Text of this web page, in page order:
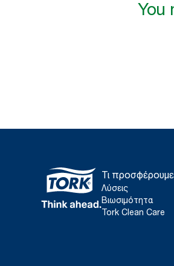
You
Τι προσφέρουμε
Λύσεις
Βιωσιμότητα
Tork Clean Care